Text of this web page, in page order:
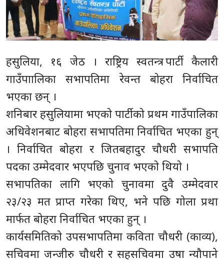
हसुलिया, १६ जेठ । राष्ट्रिय स्वतन्त्र पार्टी कैलारी
गाउँपाालिका सभापतिमा रेवन्त बोहरा निर्वाचित
भएका छन् ।
शनिबार हसुलियामा भएको पार्टीको प्रथम गाउँपालिका
अधिवेशनबाट बोहरा सभापतिमा निर्वाचित भएका हुन्
। निर्वाचित बोहरा र जितबहादुर चौधरी सभापति
पदका उम्मेदवार भएपछि चुनाव भएको थियो ।
सभापतिका लागि भएको चुनावमा दुवै उम्मेदवार
२३/२३ मत प्राप्त गरेका थिए, भने पछि गोला प्रथा
मार्फत बोहरा निर्वाचित भएका हुन् ।
कार्यसमितिको उपसभापतिमा कविता चौधरी (काव्य),
सचिवमा जन्जीरु चौधरी र सहसचिवमा उषा न्यौपाने